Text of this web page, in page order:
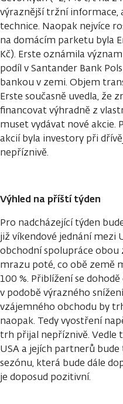
výraznější tržní informace,
technice. Naopak nejvíce
na domácím parketu byla
Kč). Erste oznámila
podíl v Santander Bank
bankou v zemi. Objem
Erste současně uvedla, že
financovat výhradně z
muset vydávat nové akcie.
akcií byla investory při
nepříznivě.
Výhled na příští týden
Pro nadcházející týden
již víkendové jednání mezi
obchodní spolupráce obou
mrazu poté, co obě země
100 %. Přiblížení se
v podobě výrazného
vzájemného obchodu by
naopak. Tedy vyostření
trh přijal nepříznivě. Vedle
USA a jejích partnerů
sezónu, která bude dále
je doposud pozitivní.